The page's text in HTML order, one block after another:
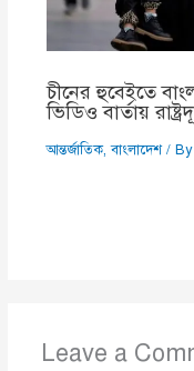
চীনের হুবেইতে
ভিডিও বার্তায়
আন্তর্জাতিক,বাংলাদেশ/
Leave a